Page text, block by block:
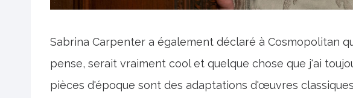
Sabrina Carpenter a également déclaré à Cosmopolitan
pense, serait vraiment cool et quelque chose que j'ai
pièces d'époque sont des adaptations d'œuvres